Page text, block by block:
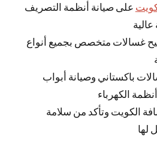
على صيانة أنظمة التصريف
غسالات متخصص بجميع أنواع
باكستاني وصيانة أبواب
الكهرباء
الكويت وتأكد من سلامة
لها